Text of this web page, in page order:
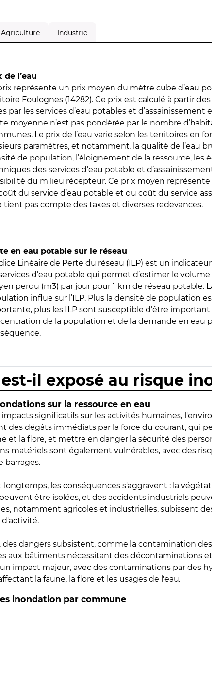
Agriculture Industrie
de l’eau
représente un prix moyen du mètre cube d’eau
Foulognes (14282). Ce prix est calculé à partir
par les services d’eau potables et d’assainissement
moyenne n’est pas pondérée par le nombre
Le prix de l’eau varie selon les territoires en
paramètres, et notamment, la qualité de l’eau
de population, l’éloignement de la ressource, les
des services d’eau potable et
du milieu récepteur. Ce prix moyen représente
du service d’eau potable et du coût du service
tient pas compte des taxes et diverses redevances.
en eau potable sur le réseau
Linéaire de Perte du réseau (ILP) est un
d’eau potable qui permet d’estimer le volume
perdu (m3) par jour pour 1 km de réseau potable.
influe sur l’ILP. Plus la densité de population
plus les ILP sont susceptible d’être important
de la population et de la demande en eau
il exposé au risque
sur la ressource en eau
significatifs sur les activités humaines,
des dégâts immédiats par la force du courant, qui
et la flore, et mettre en danger la sécurité des
matériels sont également vulnérables, avec des
barrages.
longtemps, les conséquences s'aggravent : la
être isolées, et des accidents industriels
notamment agricoles et industrielles, subissent
d'activité.
des dangers subsistent, comme la contamination
aux bâtiments nécessitant des décontaminations
impact majeur, avec des contaminations par des
la faune, la flore et les usages de l'eau.
inondation par commune